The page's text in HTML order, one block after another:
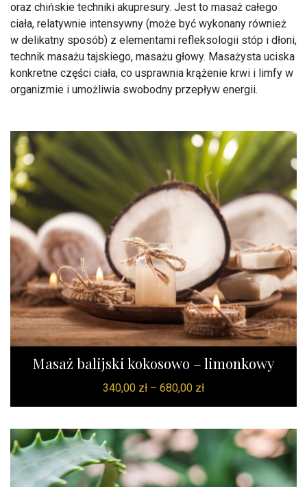
oraz chińskie techniki akupresury. Jest to masaż całego
ciała, relatywnie intensywny (może być wykonany również
w delikatny sposób) z elementami refleksologii stóp i dłoni,
technik masażu tajskiego, masażu głowy. Masażysta uciska
konkretne części ciała, co usprawnia krążenie krwi i limfy w
organizmie i umożliwia swobodny przepływ energii.
Masaż balijski kokosowo – limonkowy
340,00 zł – 680,00 zł